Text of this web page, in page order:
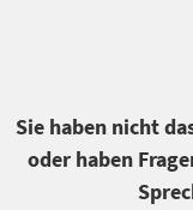
Sie haben nicht
oder haben